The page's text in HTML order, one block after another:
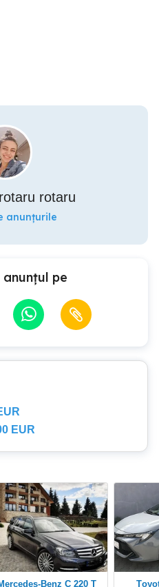
rotaru
anunțurile
anunțul pe
EUR
C 220 T Toyota Corolla 1.8